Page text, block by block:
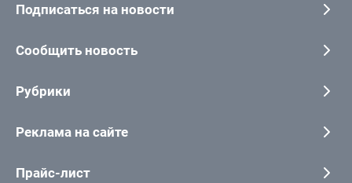
Подписаться на новости
Сообщить новость
Рубрики
Реклама на сайте
Прайс-лист